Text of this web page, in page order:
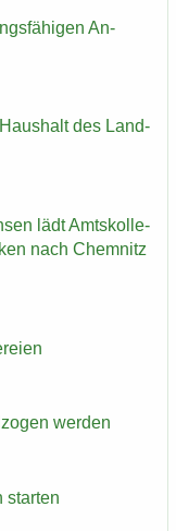
An­
des Land­
lädt Amts­kol­le­
nach Chem­nitz
wer­den
star­ten